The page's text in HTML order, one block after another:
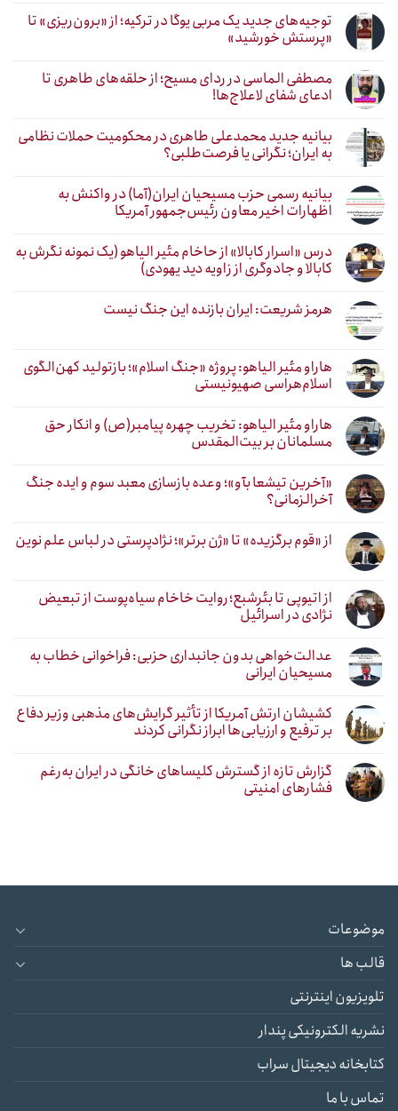
توجیه‌های جدید یک مربی یوگا در ترکیه؛ از «برون‌ریزی» تا
«پرستش خورشید»
مصطفی الماسی در ردای مسیح؛ از حلقه‌های طاهری تا
ادعای شفای لاعلاج‌ها!
بیانیه جدید محمدعلی طاهری در محکومیت حملات نظامی
به ایران؛ نگرانی یا فرصت‌طلبی؟
بیانیه رسمی حزب مسیحیان ایران(آما) در واکنش به
اظهارات اخیر معاون رئیس‌جمهور آمریکا
درس «اسرار کابالا» از حاخام مئیر الیاهو (یک نمونه نگرش به
کابالا و جادوگری از زاویه دید یهودی)
هرمز شریعت: ایران بازنده این جنگ نیست
هاراو مئیر الیاهو: پروژه «جنگ اسلام»؛ بازتولید کهن‌الگوی
اسلام‌هراسی صهیونیستی
هاراو مئیر الیاهو: تخریب چهره پیامبر(ص) و انکار حق
مسلمانان بر بیت‌المقدس
«آخرین تیشعا بآو»؛ وعده بازسازی معبد سوم و ایده جنگ
آخرالزمانی؟
از «قوم برگزیده» تا «ژن برتر»؛ نژادپرستی در لباس علم نوین
از اتیوپی تا بئرشبع؛ روایت خاخام سیاه‌پوست از تبعیض
نژادی در اسرائیل
عدالت‌خواهی بدون جانبداری حزبی: فراخوانی خطاب به
مسیحیان ایرانی
کشیشان ارتش آمریکا از تأثیر گرایش‌های مذهبی وزیر دفاع
بر ترفیع و ارزیابی‌ها ابراز نگرانی کردند
گزارش تازه از گسترش کلیساهای خانگی در ایران به‌رغم
فشارهای امنیتی
موضوعات
قالب ها
تلویزیون اینترنتی
نشریه الکترونیکی پندار
کتابخانه دیجیتال سراب
تماس با ما